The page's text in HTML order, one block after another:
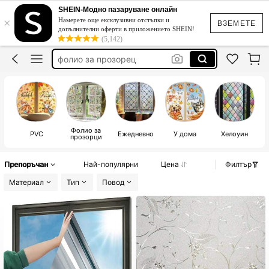
ВЗЕМЕТЕ
×
SHEIN-Модно пазаруване онлайн
Намерете още ексклузивни отстъпки и
допълнителни оферти в приложението SHEIN!
(5,142)
фолио за прозорци
фолио за врата
фолио за прозорец
щори за прозорци
фолио за прозорци
PVC Фолио за
прозорци Ежедневно У дома Хелоуин
Препоръчан Най-популярни Цена
Филтър
Материал
Тип Повод